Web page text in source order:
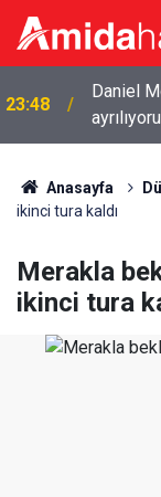
23:48
Daniel
Anasayfa
ikinci tura kaldı
Merakla
ikinci tura